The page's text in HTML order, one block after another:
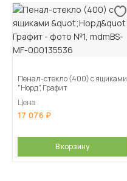
Пенал-стекло (400) с ящиками
"Норд", Графит
Цена
17 076
В корзину